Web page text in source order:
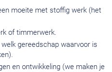
moeite met stoffig werk (het
of timmerwerk.
gereedschap waarvoor is
en ontwikkeling (we maken je